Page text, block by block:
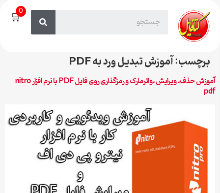
🛒0
برچسب:آموزش تبدیل ورد به PDF
آموزش حذف، ویرایش ،واترمارک و رمزگذاری روی فایل PDF با نرم افزار nitro
pdf